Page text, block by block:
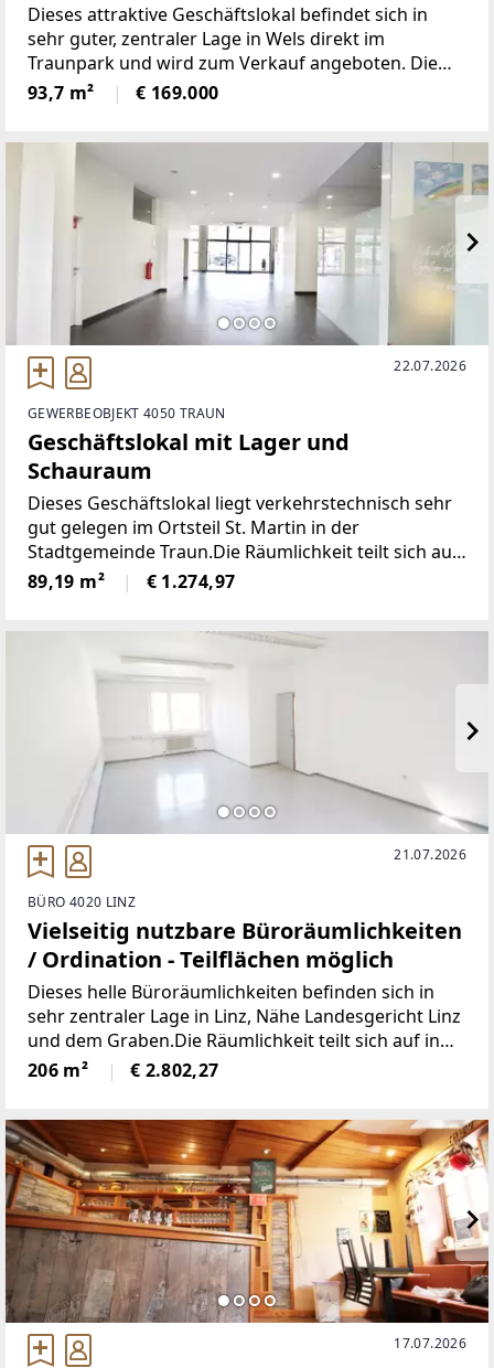
Dieses attraktive Geschäftslokal befindet sich in
sehr guter, zentraler Lage in Wels direkt im
Traunpark und wird zum Verkauf angeboten. Die
Immobilie liegt im Erdgeschoss und überzeugt
durch ihre hervorragende Sichtbarkeit sowie den
93,7 m² € 169.000
22.07.2026
GEWERBEOBJEKT 4050 TRAUN
Geschäftslokal mit Lager und
Schauraum
Dieses Geschäftslokal liegt verkehrstechnisch sehr
gut gelegen im Ortsteil St. Martin in der
Stadtgemeinde Traun.Die Räumlichkeit teilt sich auf
in einen großen Verkaufsraum von ca. 69 m² und
einem ca. 20 m² großen Lager und bietet den neuen
89,19 m² € 1.274,97
21.07.2026
BÜRO 4020 LINZ
Vielseitig nutzbare Büroräumlichkeiten
/ Ordination - Teilflächen möglich
Dieses helle Büroräumlichkeiten befinden sich in
sehr zentraler Lage in Linz, Nähe Landesgericht Linz
und dem Graben.Die Räumlichkeit teilt sich auf in
einen geräumigen Vorraum, schöne und helle
Räumen sowie zwei Küchen und zwei WCs.Das
206 m² € 2.802,27
17.07.2026